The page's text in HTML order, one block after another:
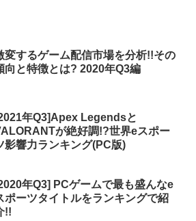
変するゲーム配信市場を分析!!その
向と特徴とは? 2020年Q3編
年Q3]Apex Legendsと
が絶好調!?世界eスポー
影響力ランキング(PC版)
年Q3] PCゲームで最も盛んなe
ポーツタイトルをランキングで紹
!!